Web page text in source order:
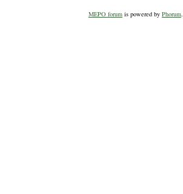
MEPO forum is powered by Phorum.